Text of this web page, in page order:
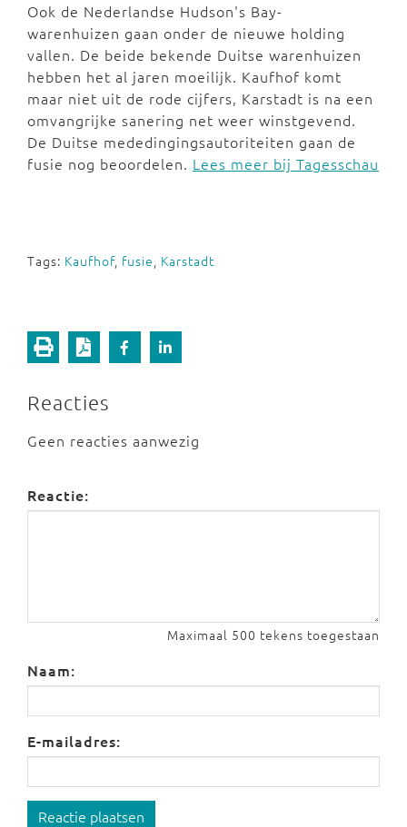
Ook de Nederlandse Hudson's Bay-
warenhuizen gaan onder de nieuwe holding
vallen. De beide bekende Duitse warenhuizen
hebben het al jaren moeilijk. Kaufhof komt
maar niet uit de rode cijfers, Karstadt is na een
omvangrijke sanering net weer winstgevend.
De Duitse mededingingsautoriteiten gaan de
fusie nog beoordelen. Lees meer bij Tagesschau
Tags: Kaufhof, fusie, Karstadt
Reacties
Geen reacties aanwezig
Reactie:
Maximaal 500 tekens toegestaan
Naam:
E-mailadres:
Reactie plaatsen